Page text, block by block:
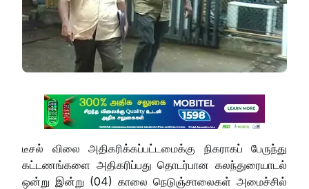
டீசல் விலை அதிகரிக்கப்பட்டமைக்கு நிகராகப் பேருந்து
கட்டணங்களை அதிகரிப்பது தொடர்பான கலந்துரையாடல்
ஒன்று இன்று (04) காலை நெடுஞ்சாலைகள் அமைச்சில்